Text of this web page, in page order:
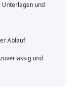
Unterlagen und
Ablauf
und